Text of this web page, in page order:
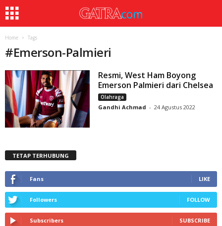
Home Tags
#Emerson-Palmieri
Resmi, West Ham Boyong
Emerson Palmieri dari Chelsea
Olahraga
Gandhi Achmad - 24 Agustus 2022
TETAP TERHUBUNG
Fans LIKE
Followers FOLLOW
Subscribers SUBSCRIBE